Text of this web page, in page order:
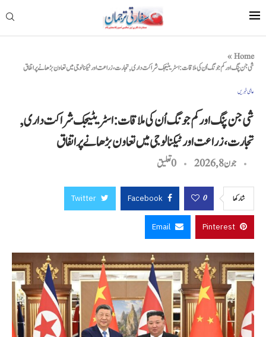
Home
»
شی جن پنگ اور کم جونگ اُن کی ملاقات: اسٹریٹیجک شراکت داری, تجارت، زراعت اور ٹیکنالوجی میں تعاون بڑھانے پر اتفاق
عالمی خبریں
شی جن پنگ اور کم جونگ اُن کی ملاقات: اسٹریٹیجک شراکت داری,
تجارت، زراعت اور ٹیکنالوجی میں تعاون بڑھانے پر اتفاق
جون 8, 2026 0 تعليق
شاركها 0
Facebook
Twitter
Pinterest
Email